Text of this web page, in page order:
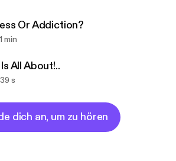
Or Addiction?
1 min
All About!..
39 s
dich an, um zu hören